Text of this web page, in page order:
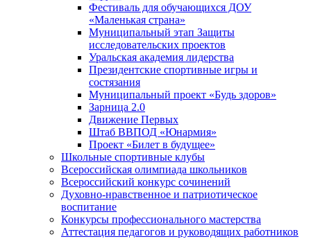
Фестиваль для обучающихся ДОУ
«Маленькая страна»
Муниципальный этап Защиты
исследовательских проектов
Уральская академия лидерства
Президентские спортивные игры и
состязания
Муниципальный проект «Будь здоров»
Зарница 2.0
Движение Первых
Штаб ВВПОД «Юнармия»
Проект «Билет в будущее»
Школьные спортивные клубы
Всероссийская олимпиада школьников
Всероссийский конкурс сочинений
Духовно-нравственное и патриотическое
воспитание
Конкурсы профессионального мастерства
Аттестация педагогов и руководящих работников